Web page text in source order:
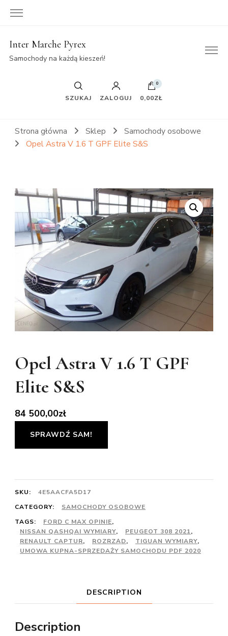
Inter Marche Pyrex
Samochody na każdą kieszeń!
SZUKAJ ZALOGUJ
0
0,00ZŁ
Strona główna Sklep
Samochody osobowe
Opel Astra V 1.6 T GPF Elite S&S
Opel Astra V 1.6 T GPF
Elite S&S
84 500,00zł
SPRAWDŹ SAM!
SKU:
4E5AACFA5D17
CATEGORY:
SAMOCHODY OSOBOWE
TAGS:
FORD C MAX OPINIE,
NISSAN QASHQAI WYMIARY, PEUGEOT 308 2021,
RENAULT CAPTUR, ROZRZĄD, TIGUAN WYMIARY,
UMOWA KUPNA-SPRZEDAŻY SAMOCHODU PDF 2020
DESCRIPTION
Description